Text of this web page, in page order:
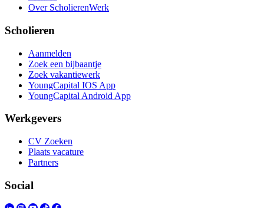
Over ScholierenWerk
Scholieren
Aanmelden
Zoek een bijbaantje
Zoek vakantiewerk
YoungCapital IOS App
YoungCapital Android App
Werkgevers
CV Zoeken
Plaats vacature
Partners
Social